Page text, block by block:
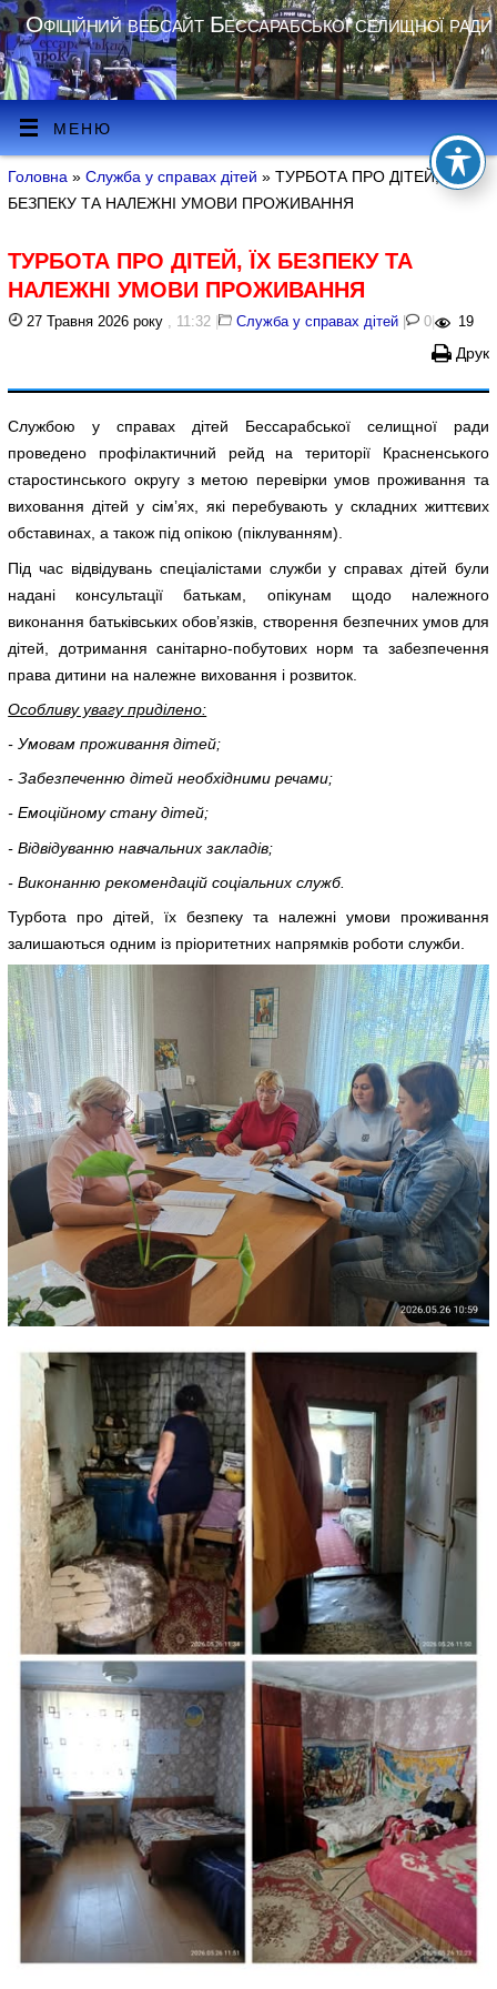
Офіційний вебсайт Бессарабської селищної ради
МЕНЮ
Головна »Служба у справах дітей » ТУРБОТА ПРО ДІТЕЙ, ЇХ
БЕЗПЕКУ ТА НАЛЕЖНІ УМОВИ ПРОЖИВАННЯ
ТУРБОТА ПРО ДІТЕЙ, ЇХ БЕЗПЕКУ ТА
НАЛЕЖНІ УМОВИ ПРОЖИВАННЯ
27 Травня 2026 року , 11:32 | Служба у справах дітей | 0 | 19
Друк
Службою у справах дітей Бессарабської селищної ради
проведено профілактичний рейд на території Красненського
старостинського округу з метою перевірки умов проживання та
виховання дітей у сім’ях, які перебувають у складних життєвих
обставинах, а також під опікою (піклуванням).
Під час відвідувань спеціалістами служби у справах дітей були
надані консультації батькам, опікунам щодо належного
виконання батьківських обов’язків, створення безпечних умов для
дітей, дотримання санітарно-побутових норм та забезпечення
права дитини на належне виховання і розвиток.
Особливу увагу приділено:
- Умовам проживання дітей;
- Забезпеченню дітей необхідними речами;
- Емоційному стану дітей;
- Відвідуванню навчальних закладів;
- Виконанню рекомендацій соціальних служб.
Турбота про дітей, їх безпеку та належні умови проживання
залишаються одним із пріоритетних напрямків роботи служби.